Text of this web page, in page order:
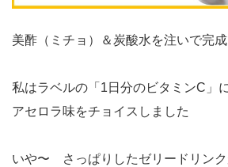
美酢（ミチョ）＆炭酸水を注いで完成
私はラベルの「1日分のビタミンC」
アセロラ味をチョイスしました
いや〜 さっぱりしたゼリードリン